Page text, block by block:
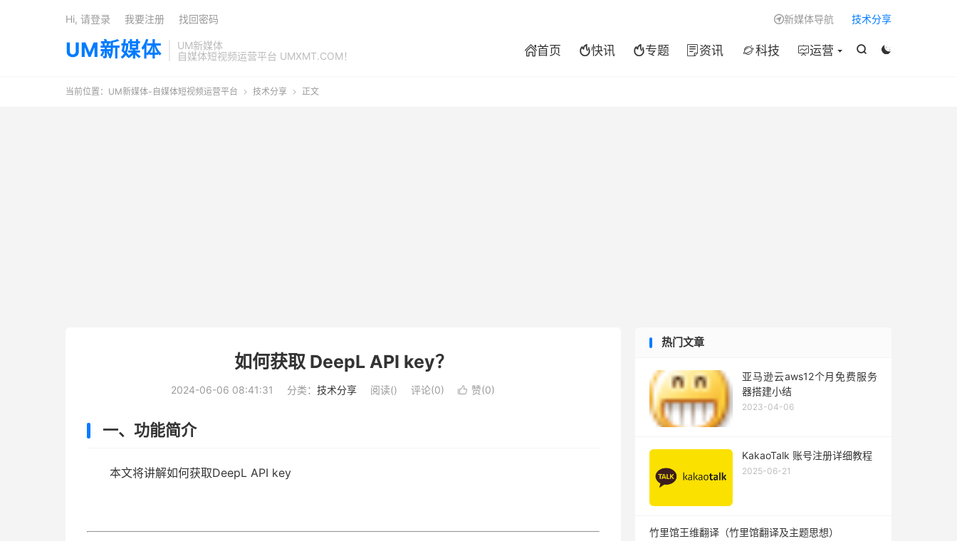
UM新媒体
UM新媒体
自媒体短视频运营平台 UMXMT.COM！


首页 快讯 专题 资讯 科技 运营
新媒体导航 技术分享
Hi, 请登录 我要注册 找回密码
当前位置： UM新媒体-自媒体短视频运营平台  技术分享  正文
如何获取 DeepL API key？
2024-06-06 08:41:31 分类： 技术分享 阅读() 评论(0)  赞(0)
一、功能简介
本文将讲解如何获取DeepL API key
热门文章
亚马逊云aws12个月免费服务
器搭建小结
2023-04-06
KakaoTalk 账号注册详细教程
2025-06-21
竹里馆王维翻译（竹里馆翻译及主题思想）